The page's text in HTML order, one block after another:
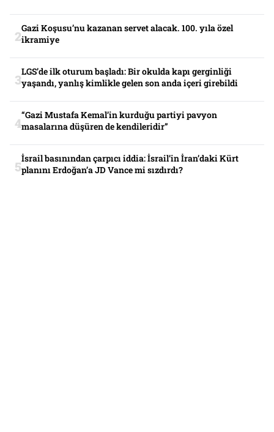
Gazi Koşusu’nu kazanan servet alacak. 100. yıla özel
ikramiye
LGS’de ilk oturum başladı: Bir okulda kapı gerginliği
yaşandı, yanlış kimlikle gelen son anda içeri girebildi
“Gazi Mustafa Kemal’in kurduğu partiyi pavyon
masalarına düşüren de kendileridir”
İsrail basınından çarpıcı iddia: İsrail’in İran’daki Kürt
planını Erdoğan’a JD Vance mi sızdırdı?